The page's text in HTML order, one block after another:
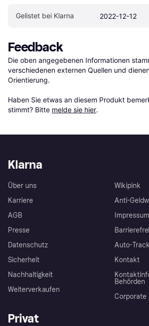
Gelistet bei Klarna 2022-12-12
Feedback
Die oben angegebenen Informationen
verschiedenen externen Quellen und
Orientierung.
Haben Sie etwas an diesem Produkt
stimmt? Bitte melde sie hier.
Klarna
Über uns
Karriere
AGB
Presse
Datenschutz
Sicherheit
Nachhaltigkeit
Weiterverkaufen
Wikipink
Anti-
Impressum
Auto-Track
Kontakt
Behörden
Corporate
Privat